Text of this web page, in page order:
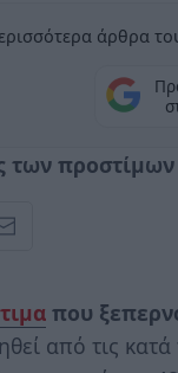
άρθρα
των
που
από τις